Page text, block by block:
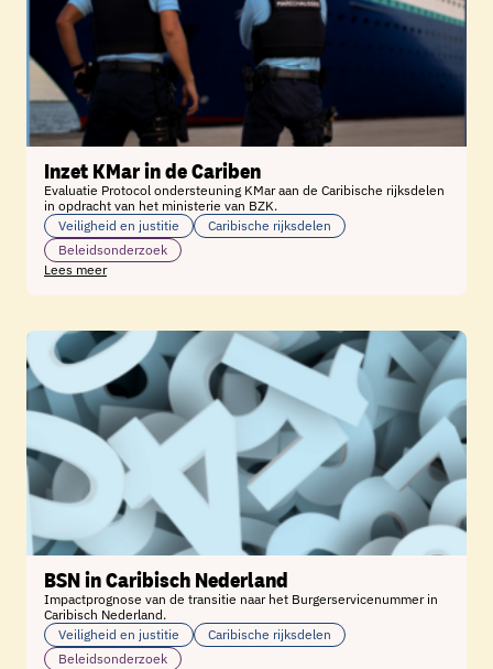
Inzet KMar in de Cariben
Evaluatie Protocol ondersteuning KMar aan de Caribische rijksdelen
in opdracht van het ministerie van BZK.
Veiligheid en justitie
Caribische rijksdelen
Beleidsonderzoek
Lees meer
BSN in Caribisch Nederland
Impactprognose van de transitie naar het Burgerservicenummer in
Caribisch Nederland.
Veiligheid en justitie
Caribische rijksdelen
Beleidsonderzoek